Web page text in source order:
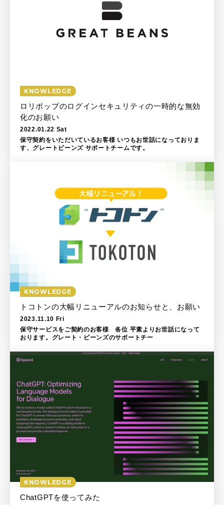
KNOWLEDGE
ロリポップのログインセキュリティの一時的な無効
化のお願い
2022.01.22 Sat
保守契約をいただいているお客様 いつもお世話になっておりま
す、グレートビーンズ サポートチームです。
KNOWLEDGE
トコトンの大幅リニューアルのお知らせと、お願い
2023.11.10 Fri
保守サービスをご契約のお客様 各位 平素よりお世話になって
おります。グレート・ビーンズのサポートチー
KNOWLEDGE
ChatGPTを使ってみた